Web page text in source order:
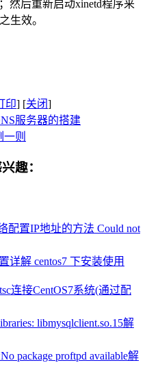
然后重新启动xinetd程序来
生效。
印] [关闭]
服务器的搭建
则
趣：
配置IP地址的方法 Could not
详解 centos7 下安装使用
连接CentOS7系统(通过配
libmysqlclient.so.15解
package proftpd available解